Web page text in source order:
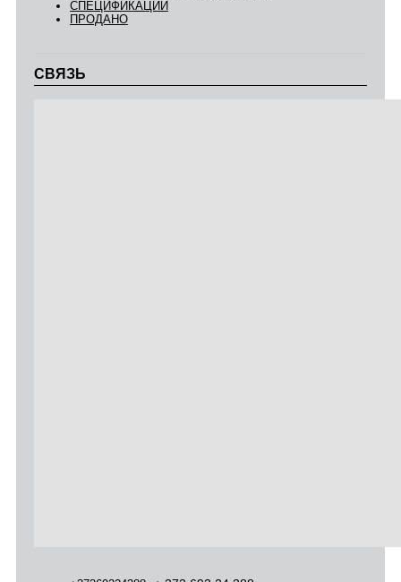
СПЕЦИФИКАЦИИ
ПРОДАНО
СВЯЗЬ